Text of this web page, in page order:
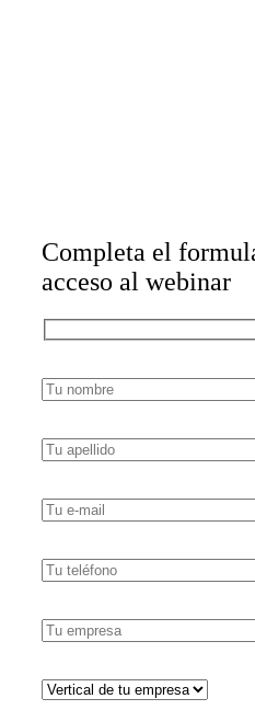
Completa el
acceso al webinar